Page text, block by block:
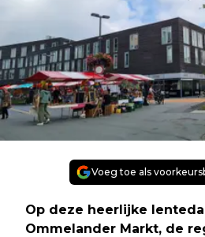
Voeg toe als
Op deze heerlijke
Ommelander Markt, de